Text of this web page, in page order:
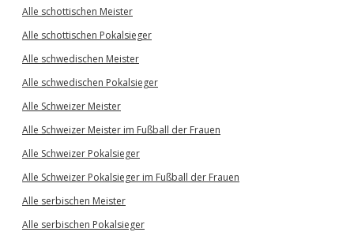
Alle schottischen Meister
Alle schottischen Pokalsieger
Alle schwedischen Meister
Alle schwedischen Pokalsieger
Alle Schweizer Meister
Alle Schweizer Meister im Fußball der Frauen
Alle Schweizer Pokalsieger
Alle Schweizer Pokalsieger im Fußball der Frauen
Alle serbischen Meister
Alle serbischen Pokalsieger